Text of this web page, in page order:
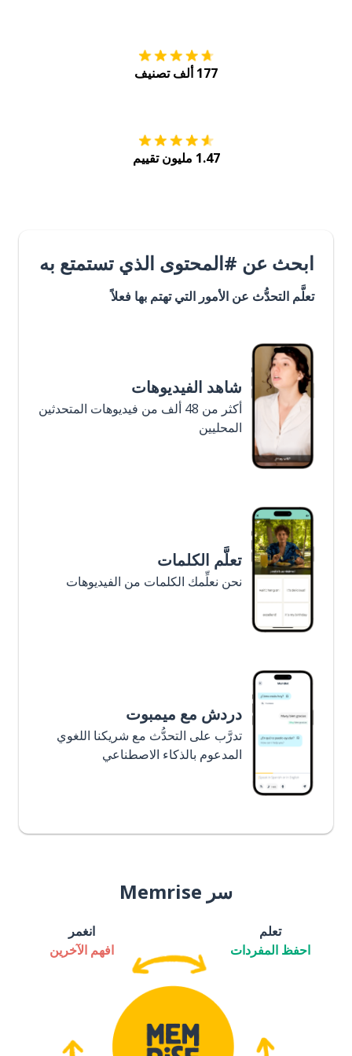
177 ألف تصنيف
1.47 مليون تقييم
ابحث عن #المحتوى الذي تستمتع به
تعلَّم التحدُّث عن الأمور التي تهتم بها فعلاً
شاهد الفيديوهات
أكثر من 48 ألف من فيديوهات المتحدثين
المحليين
تعلَّم الكلمات
نحن نعلِّمك الكلمات من الفيديوهات
دردش مع ميمبوت
تدرَّب على التحدُّث مع شريكنا اللغوي
المدعوم بالذكاء الاصطناعي
سر Memrise
تعلم
احفظ المفردات
انغمر
افهم الآخرين